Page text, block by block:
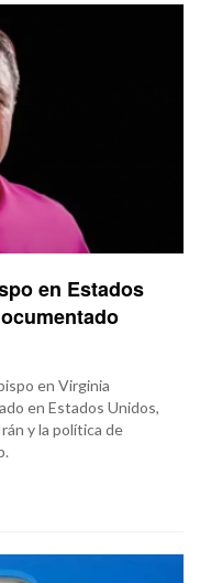
en Estados
en Virginia
en Estados Unidos,
y la política de